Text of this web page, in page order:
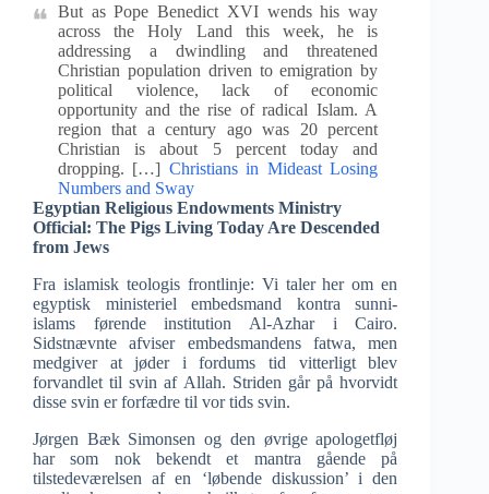
But as Pope Benedict XVI wends his way
across the Holy Land this week, he is
addressing a dwindling and threatened
Christian population driven to emigration by
political violence, lack of economic
opportunity and the rise of radical Islam. A
region that a century ago was 20 percent
Christian is about 5 percent today and
dropping. […] Christians in Mideast Losing
Numbers and Sway
Egyptian Religious Endowments Ministry
Official: The Pigs Living Today Are Descended
from Jews
Fra islamisk teologis frontlinje: Vi taler her om en
egyptisk ministeriel embedsmand kontra sunni-
islams førende institution Al-Azhar i Cairo.
Sidstnævnte afviser embedsmandens fatwa, men
medgiver at jøder i fordums tid vitterligt blev
forvandlet til svin af Allah. Striden går på hvorvidt
disse svin er forfædre til vor tids svin.
Jørgen Bæk Simonsen og den øvrige apologetfløj
har som nok bekendt et mantra gående på
tilstedeværelsen af en ‘løbende diskussion’ i den